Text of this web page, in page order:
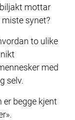
mottar
synet?
to ulike
med
selv.
begge kjent